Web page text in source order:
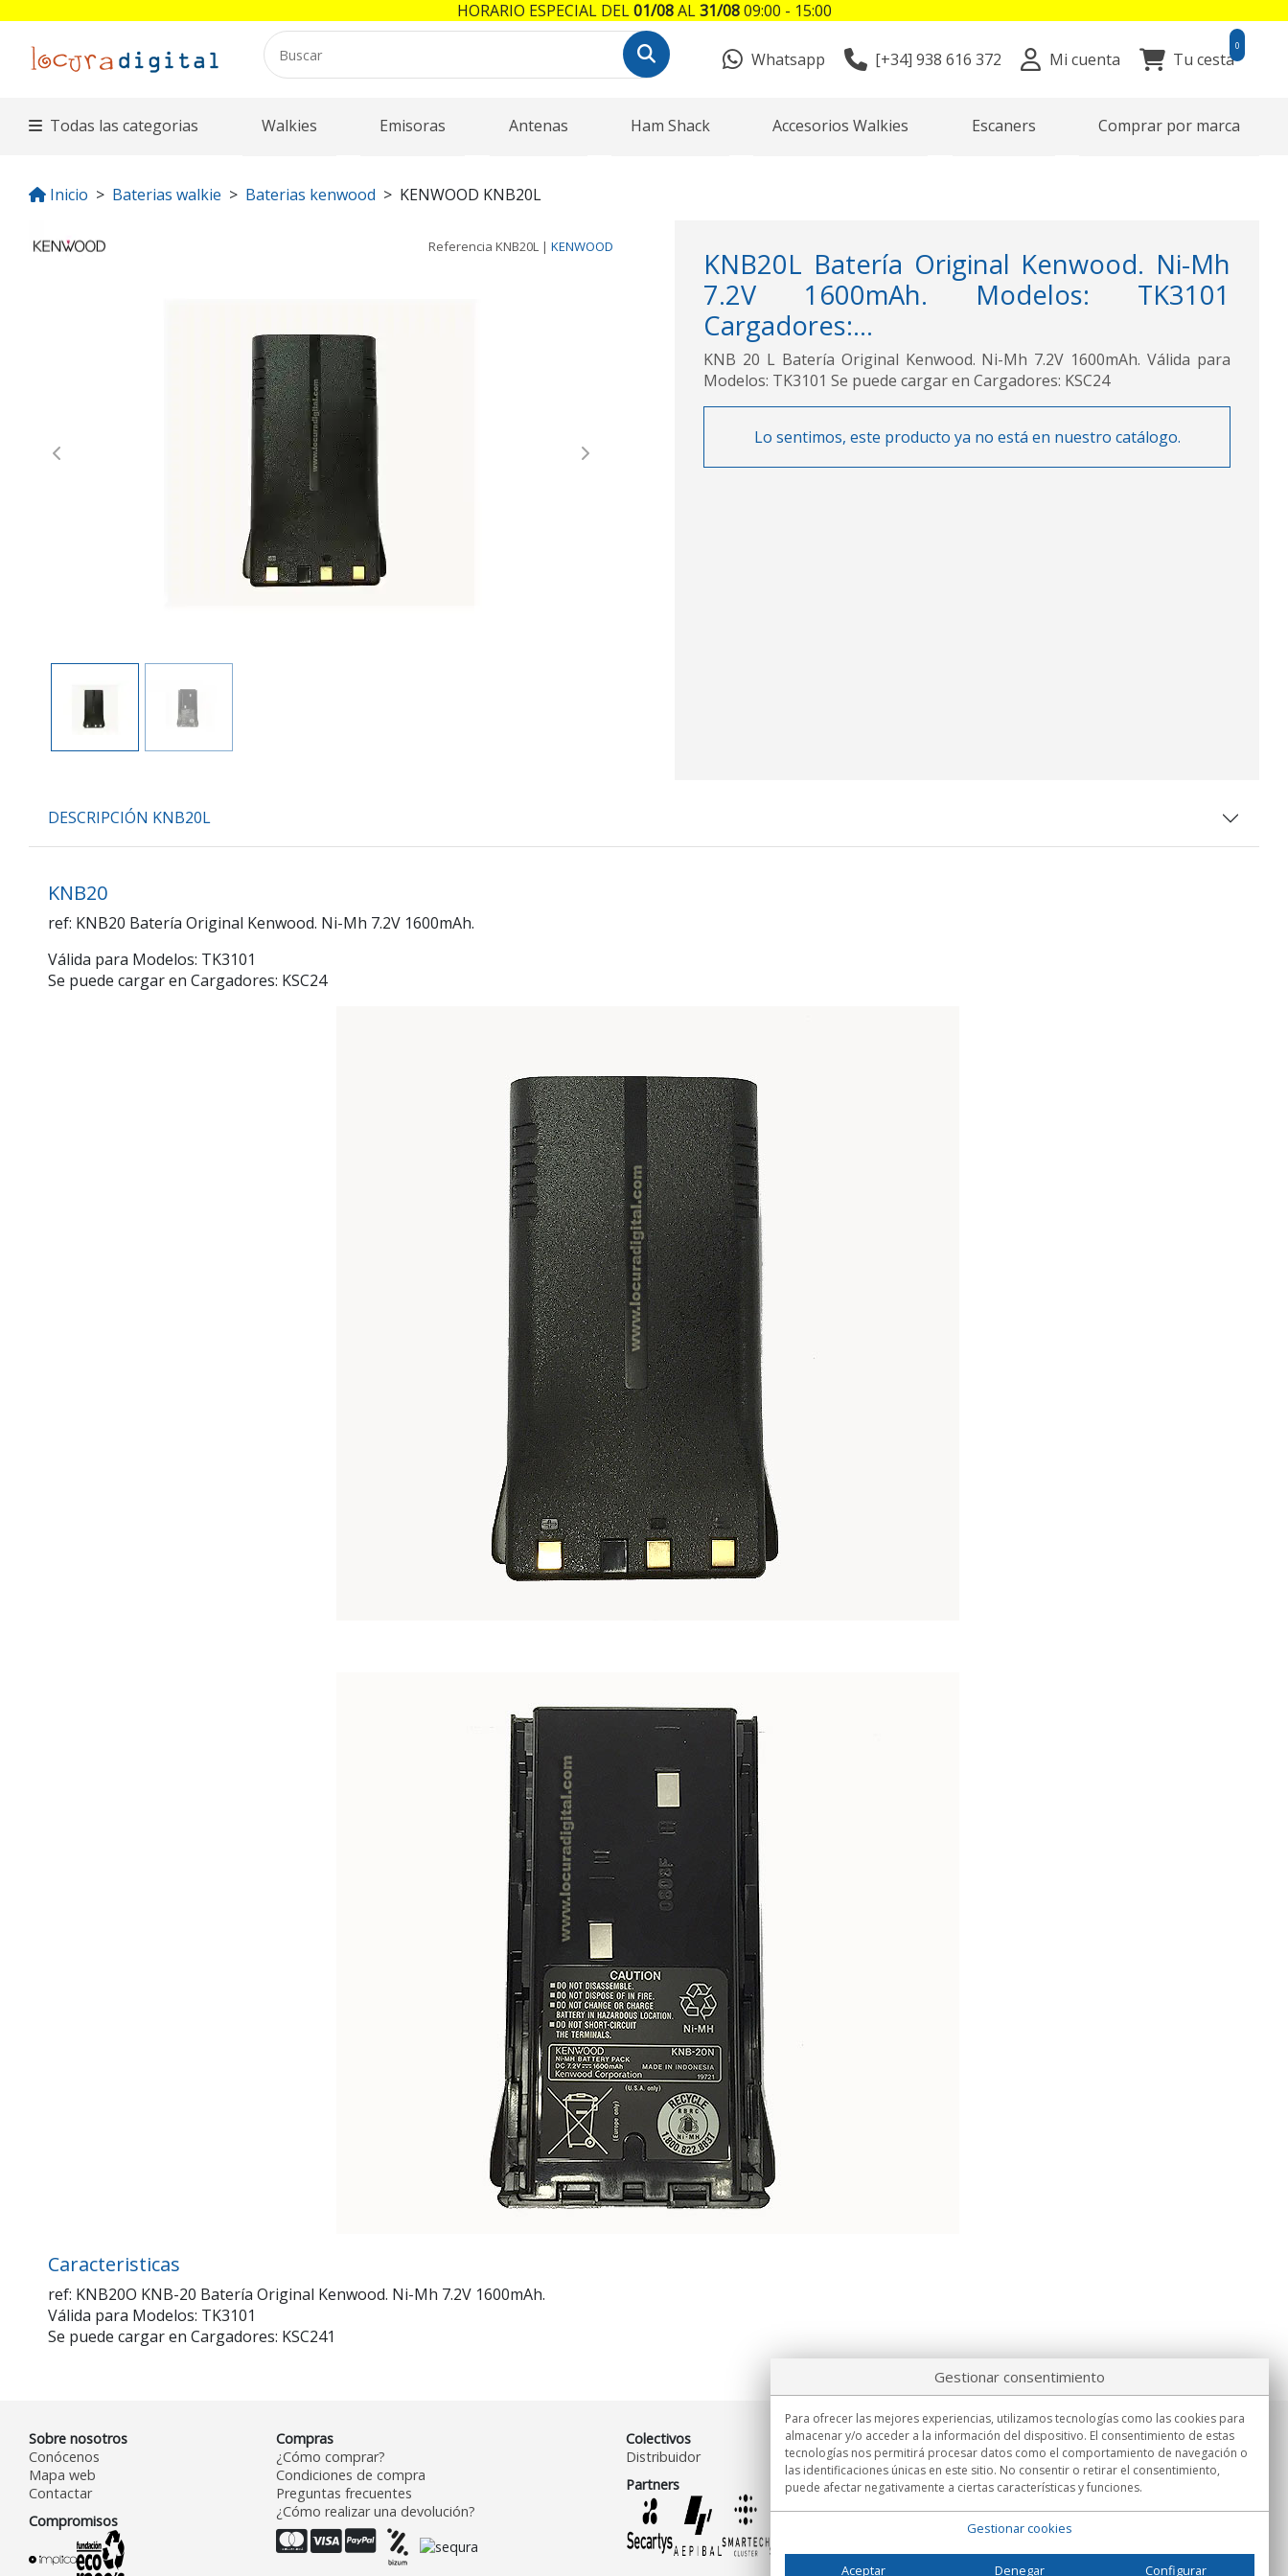
Whatsapp [+34] 938 616 372 Mi cuenta Tu cesta
0
Todas las categorias Walkies Emisoras Antenas Ham Shack Accesorios Walkies Escaners Comprar por marca
Inicio Baterias walkie Baterias kenwood KENWOOD KNB20L
Referencia KNB20L | KENWOOD
Previous Next
KNB20L Batería Original Kenwood. Ni-Mh
7.2V 1600mAh. Modelos: TK3101
Cargadores:...
KNB 20 L Batería Original Kenwood. Ni-Mh 7.2V 1600mAh. Válida para
Modelos: TK3101 Se puede cargar en Cargadores: KSC24
Lo sentimos, este producto ya no está en nuestro catálogo.
DESCRIPCIÓN KNB20L
KNB20
ref: KNB20 Batería Original Kenwood. Ni-Mh 7.2V 1600mAh.
Válida para Modelos: TK3101
Se puede cargar en Cargadores: KSC24
Caracteristicas
ref: KNB20O KNB-20 Batería Original Kenwood. Ni-Mh 7.2V 1600mAh.
Válida para Modelos: TK3101
Se puede cargar en Cargadores: KSC241
Sobre nosotros
Conócenos
Mapa web
Contactar
Compromisos
Compras
¿Cómo comprar?
Condiciones de compra
Preguntas frecuentes
¿Cómo realizar una devolución?
Colectivos
Distribuidor
Partners
Información
Lu.-Vi. 9:00h - 15:00h.
Entrega en
Gestionar consentimiento
Para ofrecer las mejores experiencias, utilizamos tecnologías como las cookies para
almacenar y/o acceder a la información del dispositivo. El consentimiento de estas
tecnologías nos permitirá procesar datos como el comportamiento de navegación o
las identificaciones únicas en este sitio. No consentir o retirar el consentimiento,
puede afectar negativamente a ciertas características y funciones.
Gestionar cookies
Aceptar Denegar Configurar
HORARIO ESPECIAL DEL01/08AL31/0809:00 - 15:00